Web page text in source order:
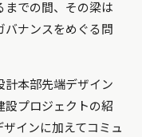
までの間、その梁は
ナンスをめぐる問
計本部先端デザイン
設プロジェクトの紹
インに加えてコミュ